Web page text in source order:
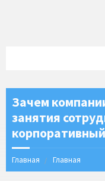
Зачем
занятия
Главная Главная